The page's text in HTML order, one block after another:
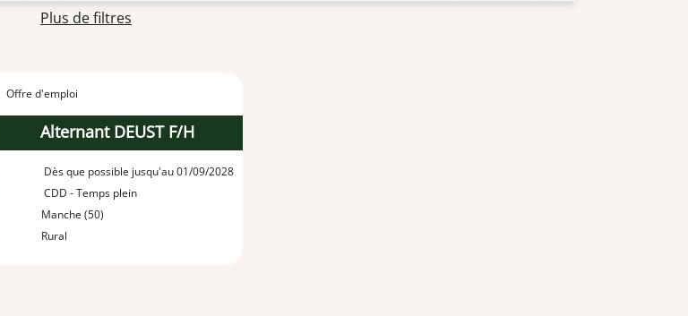
Plus de filtres
Offre d'emploi
Alternant DEUST F/H
Dès que possible jusqu'au 01/09/2028
CDD - Temps plein
Manche (50)
Rural